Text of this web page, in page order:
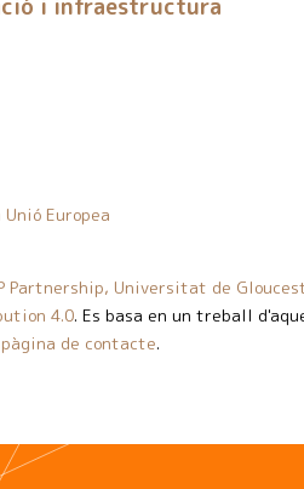
i infraestructura
Europea
Partnership, Universitat de
4.0. Es basa en un treball
de contacte.